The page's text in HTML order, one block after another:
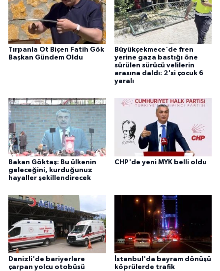
Tırpanla Ot Biçen Fatih Gök
Başkan Gündem Oldu
Büyükçekmece'de fren
yerine gaza bastığı öne
sürülen sürücü velilerin
arasına daldı: 2'si çocuk 6
yaralı
Bakan Göktaş: Bu ülkenin
geleceğini, kurduğunuz
hayaller şekillendirecek
CHP'de yeni MYK belli oldu
Denizli'de bariyerlere
çarpan yolcu otobüsü
İstanbul'da bayram dönüşü
köprülerde trafik